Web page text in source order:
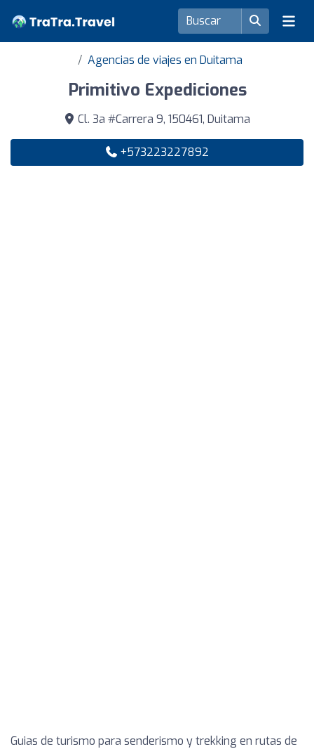
Agencias de viajes en Duitama
Primitivo Expediciones
Cl. 3a #Carrera 9, 150461, Duitama
+573223227892
Guias de turismo para senderismo y trekking en rutas de